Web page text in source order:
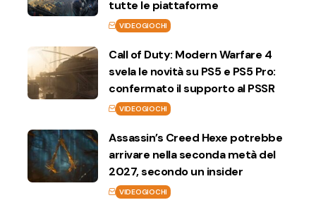
tutte le piattaforme
VIDEOGIOCHI
Call of Duty: Modern Warfare 4
svela le novità su PS5 e PS5 Pro:
confermato il supporto al PSSR
VIDEOGIOCHI
Assassin’s Creed Hexe potrebbe
arrivare nella seconda metà del
2027, secondo un insider
VIDEOGIOCHI